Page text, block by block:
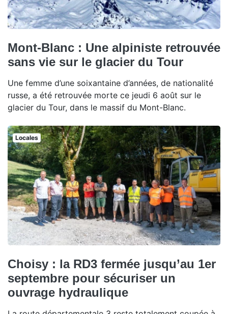
Mont-Blanc : Une alpiniste retrouvée
sans vie sur le glacier du Tour
Une femme d’une soixantaine d’années, de nationalité
russe, a été retrouvée morte ce jeudi 6 août sur le
glacier du Tour, dans le massif du Mont-Blanc.
Locales
Choisy : la RD3 fermée jusqu’au 1er
septembre pour sécuriser un
ouvrage hydraulique